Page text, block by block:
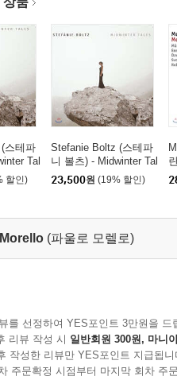
스테파
Tal
할인)
Stefanie Boltz (스테파
니 볼츠) - Midwinter Tal
es
23,500원 (19% 할인)
(파울로 모렐로)
를 선정하여 YES포인트 3만원을 드
리뷰 작성 시 일반회원 300원, 마니
작성한 리뷰만 YES포인트 지급됩니
주문확정 시점부터 마지막 회차 주